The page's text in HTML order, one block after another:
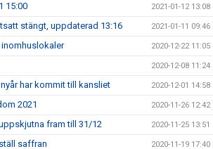
15:00 2021-01-12 13:08
stängt, uppdaterad 13:16 2021-01-11 09:46
2020-12-22 11:05
2020-12-08 11:24
har kommit till kansliet 2020-12-01 14:58
2021 2020-11-26 12:42
fram till 31/12 2020-11-25 13:51
saffran 2020-11-19 17:40